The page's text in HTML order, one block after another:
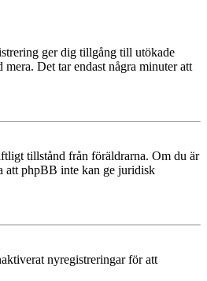
ger dig tillgång till utökade
Det tar endast några minuter att
tillstånd från föräldrarna. Om du är
att phpBB inte kan ge juridisk
nyregistreringar för att